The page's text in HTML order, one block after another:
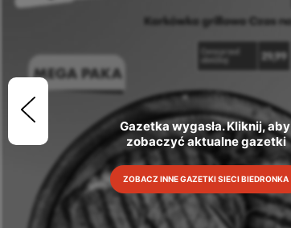
Gazetka wygasła. Kliknij, aby
zobaczyć aktualne gazetki
ZOBACZ INNE GAZETKI SIECI BIEDRONKA